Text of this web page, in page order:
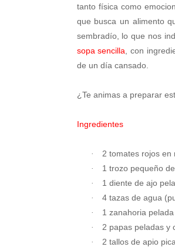
tanto física como
que busca un alimento
sembradío, lo que nos
sopa sencilla , con
de un día cansado.
¿Te animas a preparar
Ingredientes
· 2 tomates rojos en
· 1 trozo pequeño
· 1 diente de ajo
· 4 tazas de agua
· 1 zanahoria
· 2 papas peladas y
· 2 tallos de apio